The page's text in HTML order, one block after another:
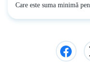
Care este suma minimă